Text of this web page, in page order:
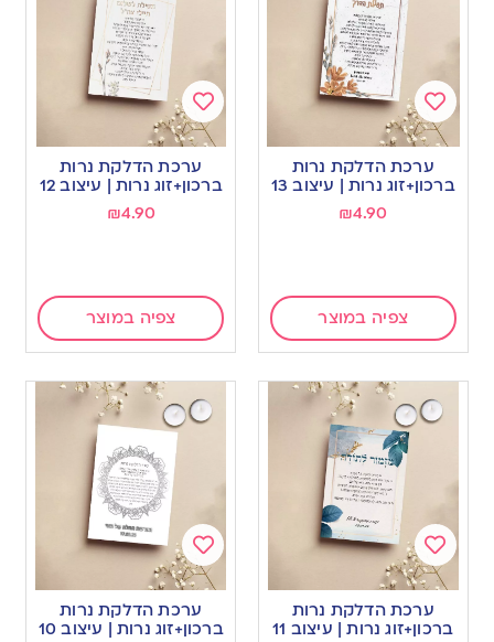
Add
wishlist
ערכת הדלקת נרות
ברכון+זוג נרות | עיצוב 13
₪4.90
צפיה במוצר
Add
wishlist
ערכת הדלקת נרות
ברכון+זוג נרות | עיצוב 12
₪4.90
צפיה במוצר
Add
wishlist
ערכת הדלקת נרות
ברכון+זוג נרות | עיצוב 11
Add
wishlist
ערכת הדלקת נרות
ברכון+זוג נרות | עיצוב 10